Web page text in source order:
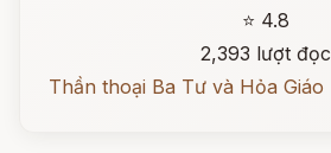
⭐ 4.8
2,393 lượt đọc
Thần thoại Ba Tư và Hỏa Giáo